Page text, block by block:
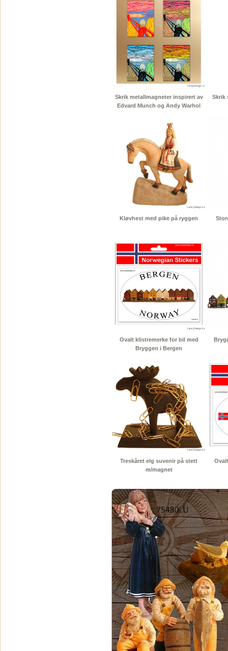
Skrik metallmagneter inspirert av
Edvard Munch og Andy Warhol
Skrik
Kløvhest med pike på ryggen
Ovalt klistremerke for bil med
Bryggen i Bergen
Treskåret elg suvenir på stett
m/magnet